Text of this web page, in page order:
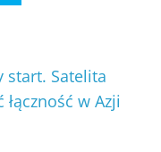
start. Satelita
w Azji